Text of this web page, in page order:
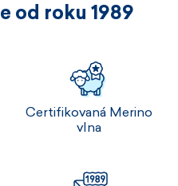
od roku 1989
Certifikovaná Merino
vlna